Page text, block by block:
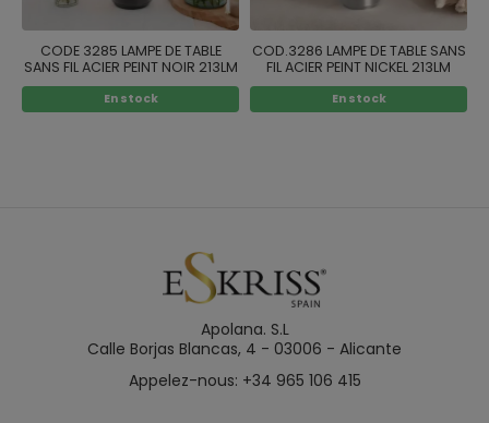
CODE 3285 LAMPE DE TABLE
SANS FIL ACIER PEINT NOIR 213LM
En stock
COD.3286 LAMPE DE TABLE SANS
FIL ACIER PEINT NICKEL 213LM
En stock
Apolana. S.L
Calle Borjas Blancas, 4 - 03006 - Alicante
Appelez-nous: +34 965 106 415